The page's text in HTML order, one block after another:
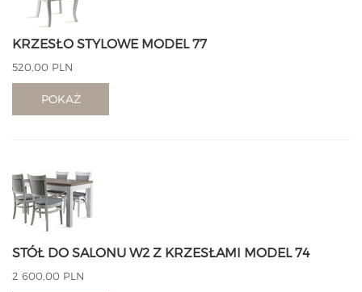
KRZESŁO STYLOWE MODEL 77
520,00 PLN
POKAŻ
STÓŁ DO SALONU W2 Z KRZESŁAMI MODEL 74
2 600,00 PLN